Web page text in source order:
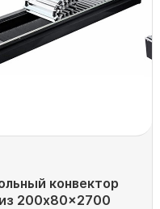
конвектор
200x80x2700